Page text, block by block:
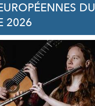
DU
2026